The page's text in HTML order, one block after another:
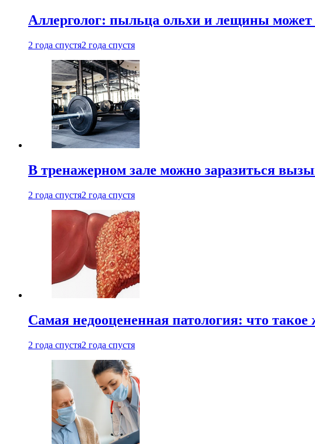
Аллерголог: пыльца ольхи и лещины может
2 года спустя2 года спустя
В тренажерном зале можно заразиться
2 года спустя2 года спустя
Самая недооцененная патология: что
2 года спустя2 года спустя